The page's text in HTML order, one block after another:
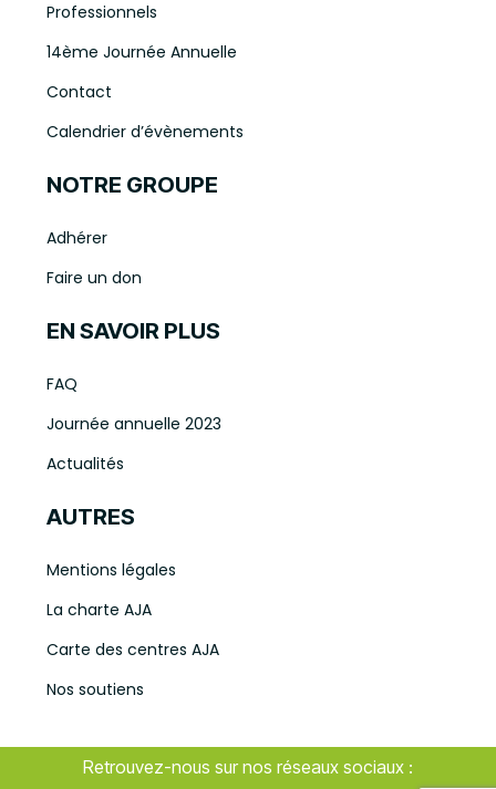
Professionnels
14ème Journée Annuelle
Contact
Calendrier d’évènements
NOTRE GROUPE
Adhérer
Faire un don
EN SAVOIR PLUS
FAQ
Journée annuelle 2023
Actualités
AUTRES
Mentions légales
La charte AJA
Carte des centres AJA
Nos soutiens
Retrouvez-nous sur nos réseaux sociaux :